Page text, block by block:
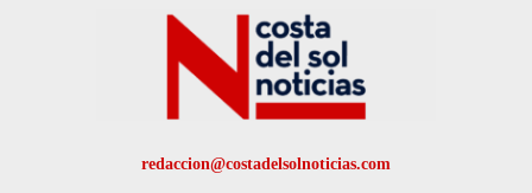
redaccion@costadelsolnoticias.com